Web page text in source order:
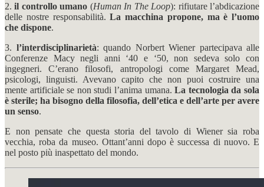
2.il controllo umano (Human In The Loop): rifiutare l’abdicazione
delle nostre responsabilità.La macchina propone, ma è l’uomo
che dispone.
3. l’interdisciplinarietà: quando Norbert Wiener partecipava alle
Conferenze Macy negli anni ‘40 e ‘50, non sedeva solo con
ingegneri. C’erano filosofi, antropologi come Margaret Mead,
psicologi, linguisti. Avevano capito che non puoi costruire una
mente artificiale se non studi l’anima umana.La tecnologia da sola
è sterile; ha bisogno della filosofia, dell’etica e dell’arte per avere
un senso.
E non pensate che questa storia del tavolo di Wiener sia roba
vecchia, roba da museo. Ottant’anni dopo è successa di nuovo. E
nel posto più inaspettato del mondo.